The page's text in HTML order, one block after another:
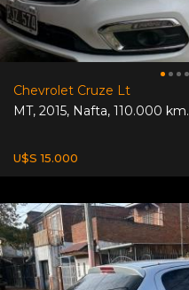
Chevrolet Cruze Lt
MT, 2015, Nafta, 110.000 km.
U$S 15.000